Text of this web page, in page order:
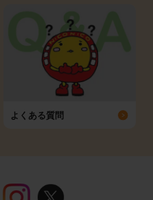
よくある質問